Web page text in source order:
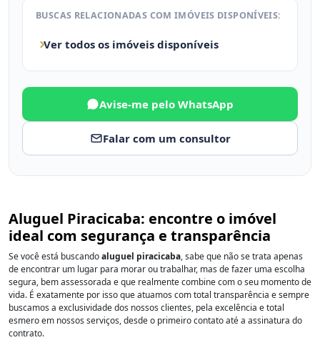
BUSCAS RELACIONADAS COM IMÓVEIS DISPONÍVEIS:
Ver todos os imóveis disponíveis
Avise-me pelo WhatsApp
Falar com um consultor
Aluguel Piracicaba: encontre o imóvel
ideal com segurança e transparência
Se você está buscandoaluguel piracicaba, sabe que não se trata apenas
de encontrar um lugar para morar ou trabalhar, mas de fazer uma escolha
segura, bem assessorada e que realmente combine com o seu momento de
vida. É exatamente por isso que atuamos com total transparência e sempre
buscamos a exclusividade dos nossos clientes, pela excelência e total
esmero em nossos serviços, desde o primeiro contato até a assinatura do
contrato.